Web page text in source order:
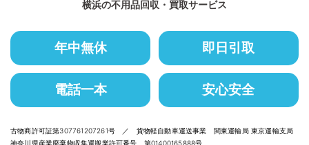
横浜の不用品回収・買取サービス
年中無休 即日引取
電話一本 安心安全
古物商許可証第307761207261号 ／ 貨物軽自動車運送事業 関東運輸局 東京運輸支局
神奈川県産業廃棄物収集運搬業許可番号 第01400165888号